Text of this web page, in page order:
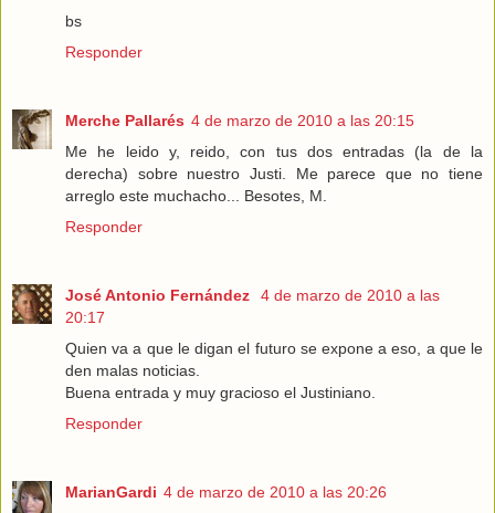
bs
Responder
Merche Pallarés 4 de marzo de 2010 a las 20:15
Me he leido y, reido, con tus dos entradas (la de la
derecha) sobre nuestro Justi. Me parece que no tiene
arreglo este muchacho... Besotes, M.
Responder
José Antonio Fernández
4 de marzo de 2010 a las
20:17
Quien va a que le digan el futuro se expone a eso, a que le
den malas noticias.
Buena entrada y muy gracioso el Justiniano.
Responder
MarianGardi 4 de marzo de 2010 a las 20:26